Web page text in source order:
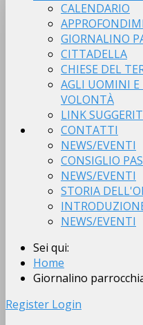
CALENDARIO
GIORNALINO
CITTADELLA
CHIESE DEL
AGLI UOMINI
VOLONTÀ
LINK
CONTATTI
NEWS/EVENTI
CONSIGLIO
NEWS/EVENTI
STORIA
NEWS/EVENTI
Sei qui:
Home
Giornalino
Register Login